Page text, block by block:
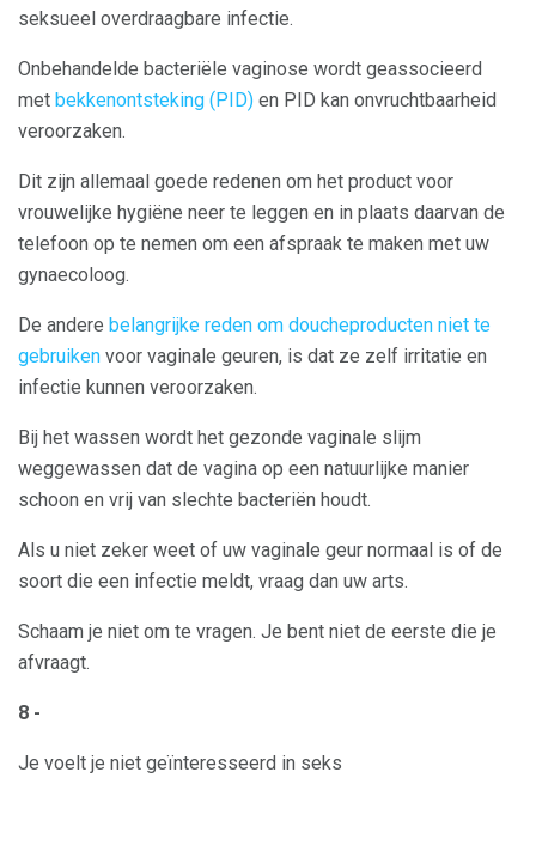
seksueel overdraagbare infectie.
Onbehandelde bacteriële vaginose wordt geassocieerd
met bekkenontsteking (PID) en PID kan onvruchtbaarheid
veroorzaken.
Dit zijn allemaal goede redenen om het product voor
vrouwelijke hygiëne neer te leggen en in plaats daarvan de
telefoon op te nemen om een ​​afspraak te maken met uw
gynaecoloog.
De andere belangrijke reden om doucheproducten niet te
gebruiken voor vaginale geuren, is dat ze zelf irritatie en
infectie kunnen veroorzaken.
Bij het wassen wordt het gezonde vaginale slijm
weggewassen dat de vagina op een natuurlijke manier
schoon en vrij van slechte bacteriën houdt.
Als u niet zeker weet of uw vaginale geur normaal is of de
soort die een infectie meldt, vraag dan uw arts.
Schaam je niet om te vragen. Je bent niet de eerste die je
afvraagt.
8 -
Je voelt je niet geïnteresseerd in seks